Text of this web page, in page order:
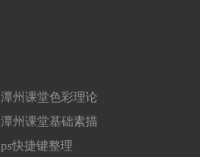
潭州课堂色彩理论
潭州课堂基础素描
ps快捷键整理